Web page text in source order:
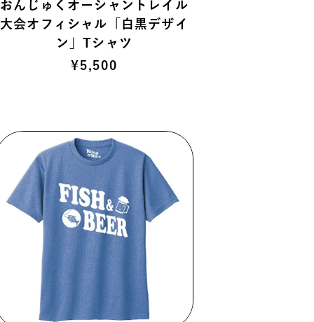
おんじゅくオーシャントレイル
大会オフィシャル「白黒デザイ
ン」Tシャツ
¥5,500